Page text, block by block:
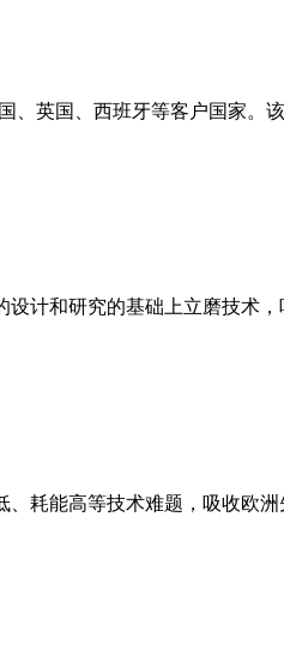
、英国、西班牙等客户国家
计和研究的基础上立磨技术
耗能高等技术难题，吸收欧